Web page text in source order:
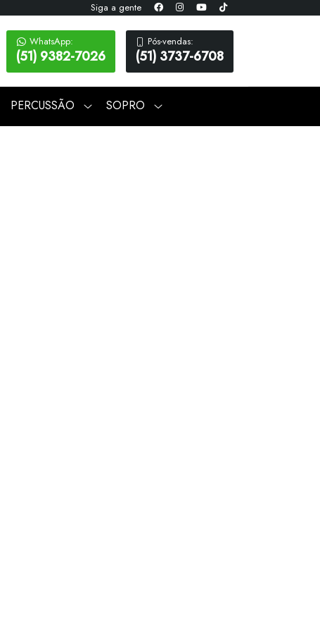
Siga a gente
WhatsApp:
(51) 9382-7026
Pós-vendas:
(51) 3737-6708
PERCUSSÃO SOPRO